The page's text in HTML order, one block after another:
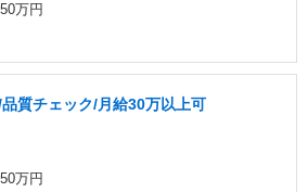
万円
質チェック/月給30万以上可
万円